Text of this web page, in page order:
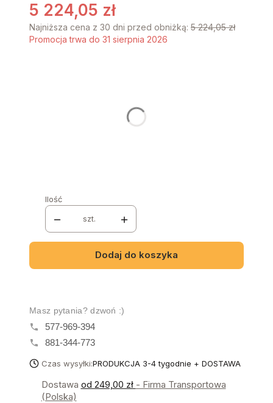
5 224,05 zł
Najniższa cena z 30 dni przed obniżką: 5 224,05 zł
Promocja trwa do 31 sierpnia 2026
Ilość
szt.
Dodaj do koszyka
Masz pytania? dzwoń :)
577-969-394
881-344-773
Czas wysyłki:PRODUKCJA 3-4 tygodnie + DOSTAWA
Dostawa od 249,00 zł - Firma Transportowa
(Polska)